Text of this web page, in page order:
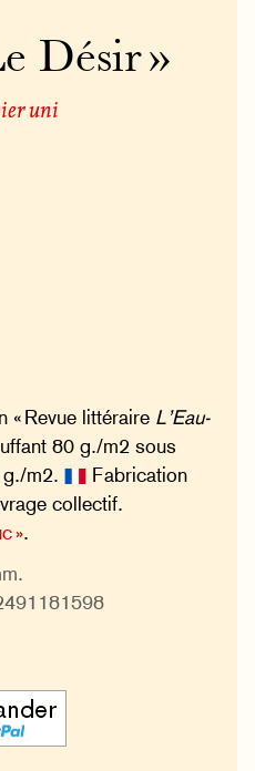
Désir »
uni
« Revue littéraire L’Eau-
80 g./m2 sous
g./m2.
Fabrication
collectif.
».